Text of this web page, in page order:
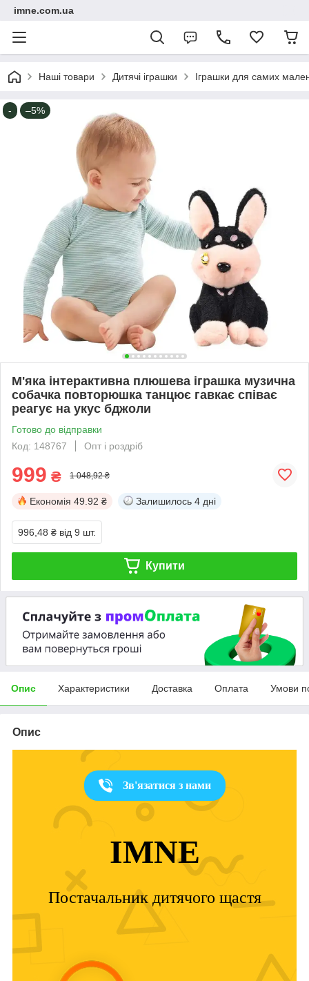
imne.com.ua
Наші товари Дитячі іграшки Іграшки для самих
- –5%
М'яка інтерактивна плюшева іграшка музична
собачка повторюшка танцює гавкає співає
реагує на укус бджоли
Готово до відправки
Код: 148767
Опт і роздріб
999 ₴ 1 048,92 ₴
Економія 49.92 ₴ Залишилось 4 дні
996,48 ₴ від 9 шт.
Купити
Опис Характеристики Доставка Оплата Умови
Опис
Зв'язатися з нами
IMNE
Постачальник дитячого щастя